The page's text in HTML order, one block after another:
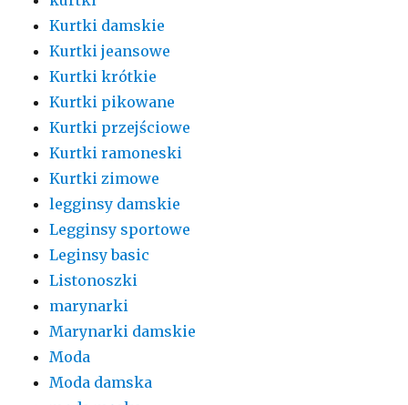
Kurtki damskie
Kurtki jeansowe
Kurtki krótkie
Kurtki pikowane
Kurtki przejściowe
Kurtki ramoneski
Kurtki zimowe
legginsy damskie
Legginsy sportowe
Leginsy basic
Listonoszki
marynarki
Marynarki damskie
Moda
Moda damska